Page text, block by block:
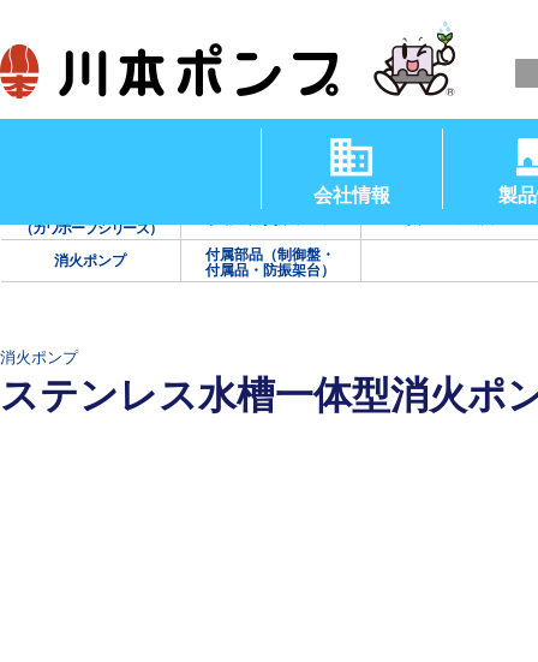
会社情報 製
（温水用水中ポンプ）
（カワホープシリーズ）
消火ポンプ
付属部品（制御盤・
付属品・防振架台）
消火ポンプ
ステンレス水槽一体型消火